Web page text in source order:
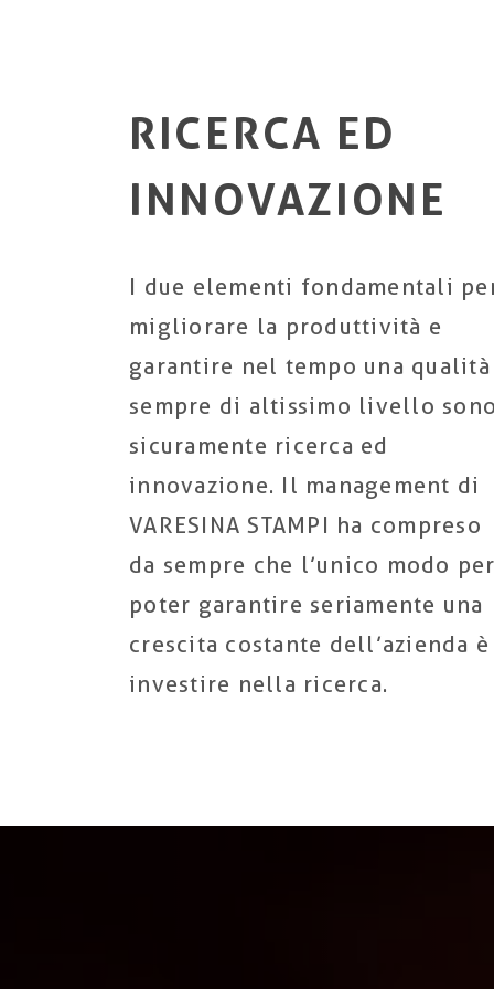
RICERCA ED
INNOVAZIONE
I due elementi fondamentali
migliorare la produttività e
garantire nel tempo una qualità
sempre di altissimo livello
sicuramente ricerca ed
innovazione. Il management di
VARESINA STAMPI ha compreso
da sempre che l’unico modo
poter garantire seriamente una
crescita costante dell’azienda è
investire nella ricerca.